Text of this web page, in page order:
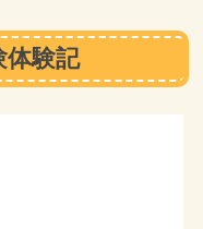
体験記